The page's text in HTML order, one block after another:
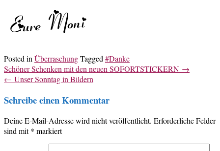
Posted in ÜberraschungTagged #Danke
Post
navigation
Schöner Schenken mit den neuen SOFORTSTICKERN →
← Unser Sonntag in Bildern
Schreibe einen Kommentar
Deine E-Mail-Adresse wird nicht veröffentlicht. Erforderliche Felder
sind mit* markiert